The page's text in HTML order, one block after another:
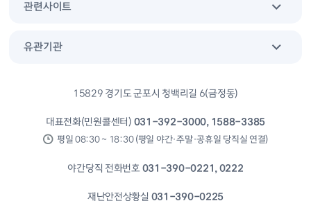
관련사이트
유관기관
15829 경기도 군포시 청백리길 6(금정동)
대표전화(민원콜센터) 031-392-3000, 1588-3385
평일 08:30 ~ 18:30 (평일 야간·주말·공휴일 당직실 연결)
야간당직 전화번호031-390-0221, 0222
재난안전상황실 031-390-0225